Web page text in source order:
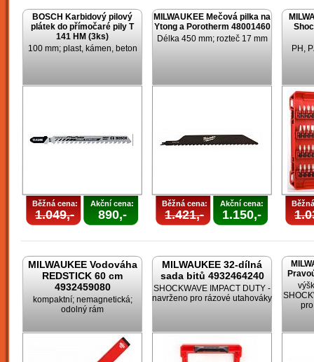
BOSCH Karbidový pilový
plátek do přímočaré pily T
141 HM (3ks)
100 mm; plast, kámen, beton
Běžná cena:
1.049,-
Akční cena:
890,-
MILWAUKEE Mečová pilka na
Ytong a Porotherm 48001460
Délka 450 mm; rozteč 17 mm
Běžná cena:
1.421,-
Akční cena:
1.150,-
PH,
MILWAUKEE Vodováha
REDSTICK 60 cm
4932459080
kompaktní; nemagnetická;
odolný rám
MILWAUKEE 32-dílná
sada bitů 4932464240
SHOCKWAVE IMPACT DUTY -
navrženo pro rázové utahováky